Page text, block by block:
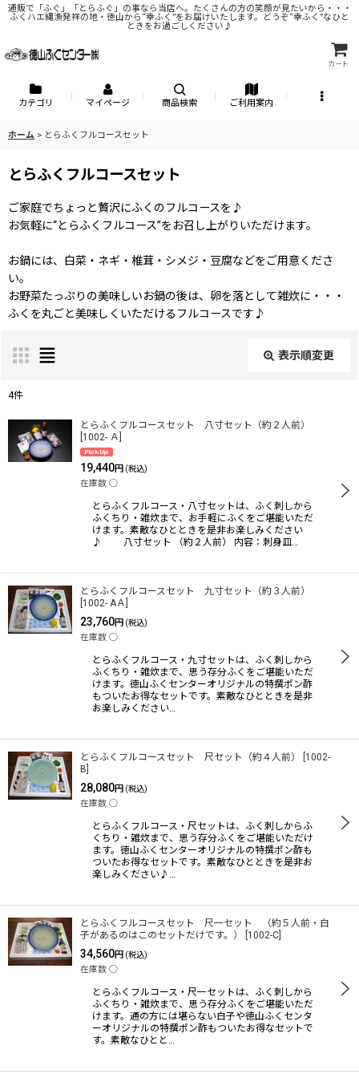
通販で「ふぐ」「とらふぐ」の事なら当店へ。たくさんの方の笑顔が見たいから・・・
ふくハエ縄漁発祥の地・徳山から“幸ふく”をお届けいたします。どうぞ“幸ふく”なひと
ときをお過ごしください♪
カート
カテゴリ マイページ 商品検索 ご利用案内
ホーム > とらふくフルコースセット
とらふくフルコースセット
ご家庭でちょっと贅沢にふくのフルコースを♪
お気軽に“とらふくフルコース”をお召し上がりいただけます。
お鍋には、白菜・ネギ・椎茸・シメジ・豆腐などをご用意くださ
い。
お野菜たっぷりの美味しいお鍋の後は、卵を落として雑炊に・・・
ふくを丸ごと美味しくいただけるフルコースです♪
表示順変更
表示数:
絞り込む
4件
とらふくフルコースセット 八寸セット（約２人前）
1002- Ａ
19,440円 (税込)
在庫数 ◯
とらふくフルコース・八寸セットは、ふく刺しから
ふくちり・雑炊まで、お手軽にふくをご堪能いただ
けます。素敵なひとときを是非お楽しみください
♪ 八寸セット （約２人前） 内容：刺身皿…
とらふくフルコースセット 九寸セット（約３人前）
1002- AＡ
23,760円 (税込)
在庫数 ◯
とらふくフルコース・九寸セットは、ふく刺しから
ふくちり・雑炊まで、思う存分ふくをご堪能いただ
けます。徳山ふくセンターオリジナルの特撰ポン酢
もついたお得なセットです。素敵なひとときを是非
お楽しみください…
とらふくフルコースセット 尺セット（約４人前）
1002-
B
28,080円 (税込)
在庫数 ◯
とらふくフルコース・尺セットは、ふく刺しからふ
くちり・雑炊まで、思う存分ふくをご堪能いただけ
ます。徳山ふくセンターオリジナルの特撰ポン酢も
ついたお得なセットです。素敵なひとときを是非お
楽しみください♪…
とらふくフルコースセット 尺一セット （約５人前・白
子があるのはこのセットだけです。）
1002-C
34,560円 (税込)
在庫数 ◯
とらふくフルコース・尺一セットは、ふく刺しから
ふくちり・雑炊まで、思う存分ふくをご堪能いただ
けます。通の方には堪らない白子や徳山ふくセンタ
ーオリジナルの特撰ポン酢もついたお得なセットで
す。素敵なひとと…